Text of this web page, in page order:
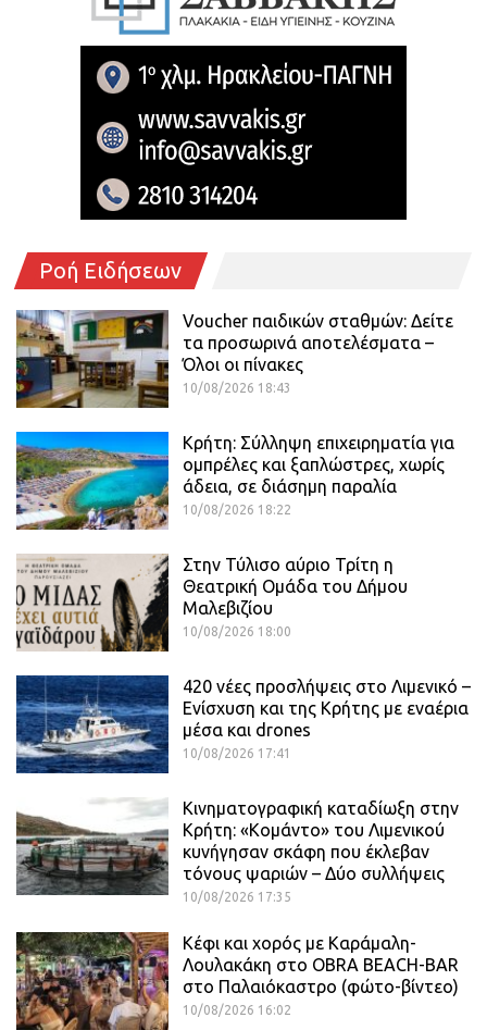
Ροή Ειδήσεων
Voucher παιδικών σταθμών: Δείτε
τα προσωρινά αποτελέσματα –
Όλοι οι πίνακες
10/08/2026 18:43
Κρήτη: Σύλληψη επιχειρηματία για
ομπρέλες και ξαπλώστρες, χωρίς
άδεια, σε διάσημη παραλία
10/08/2026 18:22
Στην Τύλισο αύριο Τρίτη η
Θεατρική Ομάδα του Δήμου
Μαλεβιζίου
10/08/2026 18:00
420 νέες προσλήψεις στο Λιμενικό –
Ενίσχυση και της Κρήτης με εναέρια
μέσα και drones
10/08/2026 17:41
Κινηματογραφική καταδίωξη στην
Κρήτη: «Κομάντο» του Λιμενικού
κυνήγησαν σκάφη που έκλεβαν
τόνους ψαριών – Δύο συλλήψεις
10/08/2026 17:35
Κέφι και χορός με Καράμαλη-
Λουλακάκη στο OBRA BEACH-BAR
στο Παλαιόκαστρο (φώτο-βίντεο)
10/08/2026 16:02